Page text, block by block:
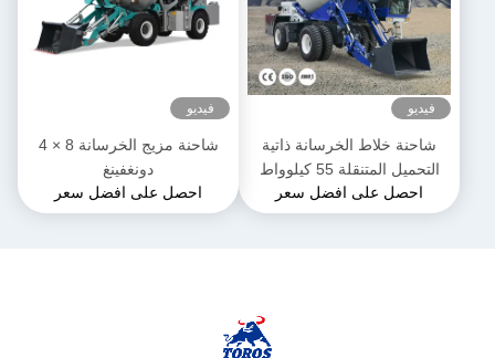
فيديو
شاحنة خلاط الخرسانة ذاتية
التحميل المتنقلة 55 كيلوواط
التشغيل الآلي
احصل على افضل سعر
فيديو
شاحنة مزيج الخرسانة 8 × 4
دونغفينغ
احصل على افضل سعر